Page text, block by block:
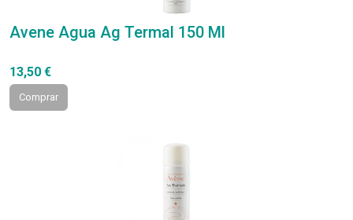
Avene Agua Ag Termal 150 Ml
13,50 €
Comprar